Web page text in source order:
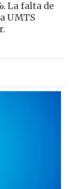
La falta de
UMTS